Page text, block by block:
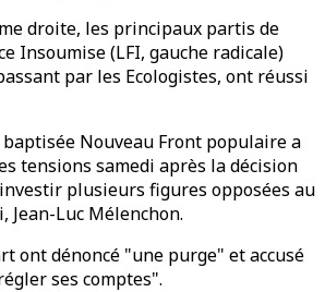
droite, les principaux partis de
Insoumise (LFI, gauche radicale)
par les Ecologistes, ont réussi
Nouveau Front populaire a
tensions samedi après la décision
plusieurs figures opposées au
Jean-Luc Mélenchon.
ont dénoncé "une purge" et accusé
ses comptes".